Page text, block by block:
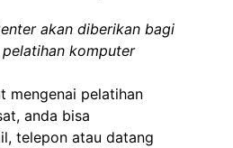
akan diberikan bagi
komputer
mengenai pelatihan
anda bisa
telepon atau datang